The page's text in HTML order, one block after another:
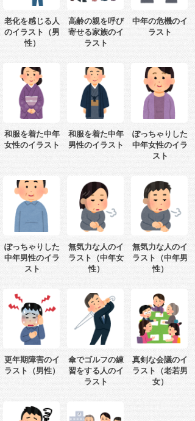
老化を感じる人
のイラスト（男
性）
高齢の親を呼び
寄せる家族のイ
ラスト
中年の危機のイ
ラスト
和服を着た中年
女性のイラスト
和服を着た中年
男性のイラスト
ぽっちゃりした
中年女性のイラ
スト
ぽっちゃりした
中年男性のイラ
スト
無気力な人のイ
ラスト（中年女
性）
無気力な人のイ
ラスト（中年男
性）
更年期障害のイ
ラスト（男性）
傘でゴルフの練
習をする人のイ
ラスト
真剣な会議のイ
ラスト（老若男
女）